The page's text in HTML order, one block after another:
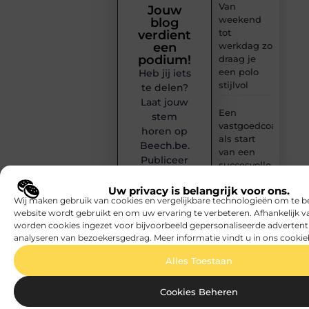
Uw privacy is belangrijk voor ons.
Wij maken gebruik van cookies en vergelijkbare technologieën om te
website wordt gebruikt en om uw ervaring te verbeteren. Afhankelijk
worden cookies ingezet voor bijvoorbeeld gepersonaliseerde
analyseren van bezoekersgedrag. Meer informatie vindt u in ons
Alles Toestaan
Cookies Beheren
Van
weekend
tot
werkdag zo
draag je
een polo
stijlvol
Een
vastgoedcoach
als start
van een
succesvolle
Goed
onderhoud
loont altijd
bij de
aankoop
Antwerpen
Jouw
blog
verdient
een
podium!
Heb jij iets
te delen?
Laat jouw
stem
horen op
Beech.be.
Publiceer
je blogs,
inspireer
een breed
publiek en
sluit je aan
bij een
groeiende
community
van